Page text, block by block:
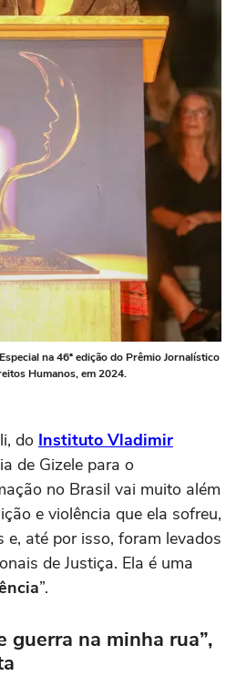
na 46ª edição do Prêmio Jornalístico
Humanos, em 2024.
do Instituto Vladimir
de Gizele para o
no Brasil vai muito além
e violência que ela sofreu,
e, até por isso, foram levados
de Justiça. Ela é uma
”.
guerra na minha rua”,